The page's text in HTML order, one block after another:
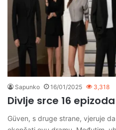
Sapunko 16/01/2025 3,318
Divlje srce 16
Güven, s druge strane, vjeruje